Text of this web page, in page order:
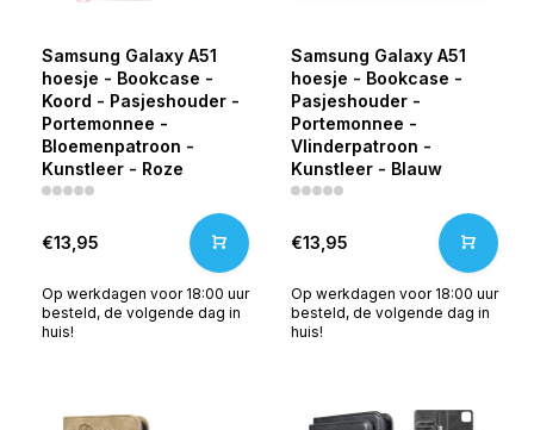
Samsung Galaxy A51
hoesje - Bookcase -
Koord - Pasjeshouder -
Portemonnee -
Bloemenpatroon -
Kunstleer - Roze
€13,95
Op werkdagen voor 18:00 uur
besteld, de volgende dag in
huis!
Samsung Galaxy A51
hoesje - Bookcase -
Pasjeshouder -
Portemonnee -
Vlinderpatroon -
Kunstleer - Blauw
€13,95
Op werkdagen voor 18:00 uur
besteld, de volgende dag in
huis!